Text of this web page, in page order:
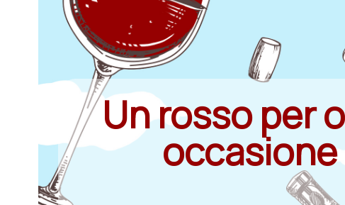
Un rosso per
occasione